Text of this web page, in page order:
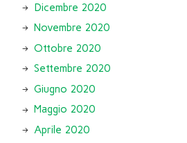
Dicembre 2020
Novembre 2020
Ottobre 2020
Settembre 2020
Giugno 2020
Maggio 2020
Aprile 2020